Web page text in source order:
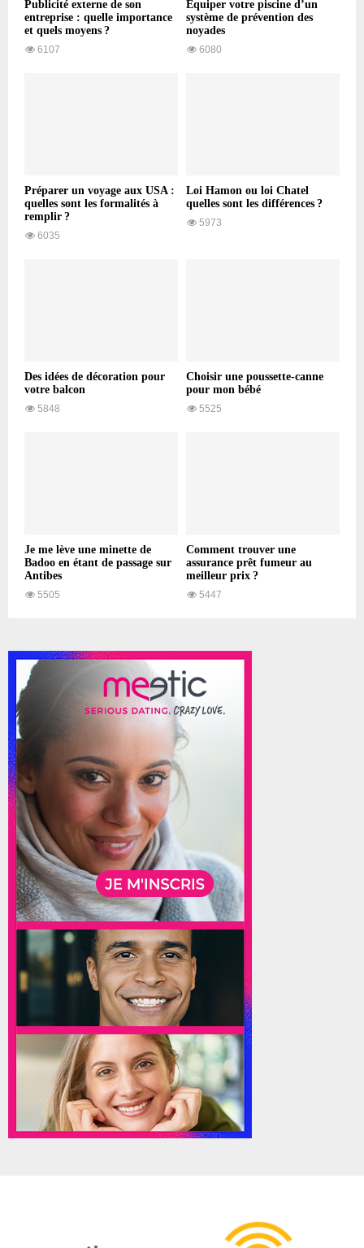
Publicité externe de son
entreprise : quelle importance
et quels moyens ?
6107
Équiper votre piscine d’un
système de prévention des
noyades
6080
Préparer un voyage aux USA :
quelles sont les formalités à
remplir ?
6035
Loi Hamon ou loi Chatel
quelles sont les différences ?
5973
Des idées de décoration pour
votre balcon
5848
Choisir une poussette-canne
pour mon bébé
5525
Je me lève une minette de
Badoo en étant de passage sur
Antibes
5505
Comment trouver une
assurance prêt fumeur au
meilleur prix ?
5447